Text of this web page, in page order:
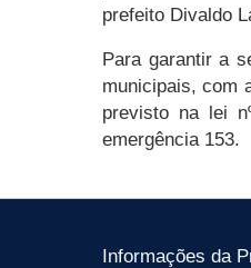
prefeito Divaldo
Para garantir a
municipais, com
previsto na lei
emergência 153.
Informações da